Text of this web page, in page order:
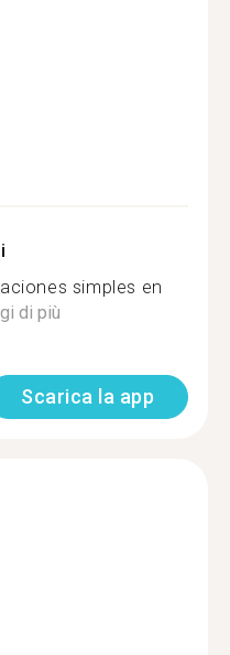
simples en
di più
Scarica la app